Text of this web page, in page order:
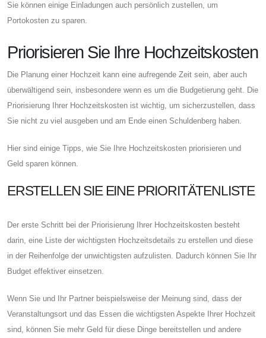
Sie können einige Einladungen auch persönlich zustellen, um
Portokosten zu sparen.
Priorisieren Sie Ihre Hochzeitskosten
Die Planung einer Hochzeit kann eine aufregende Zeit sein, aber auch
überwältigend sein, insbesondere wenn es um die Budgetierung geht. Die
Priorisierung Ihrer Hochzeitskosten ist wichtig, um sicherzustellen, dass
Sie nicht zu viel ausgeben und am Ende einen Schuldenberg haben.
Hier sind einige Tipps, wie Sie Ihre Hochzeitskosten priorisieren und
Geld sparen können.
ERSTELLEN SIE EINE PRIORITÄTENLISTE
Der erste Schritt bei der Priorisierung Ihrer Hochzeitskosten besteht
darin, eine Liste der wichtigsten Hochzeitsdetails zu erstellen und diese
in der Reihenfolge der unwichtigsten aufzulisten. Dadurch können Sie Ihr
Budget effektiver einsetzen.
Wenn Sie und Ihr Partner beispielsweise der Meinung sind, dass der
Veranstaltungsort und das Essen die wichtigsten Aspekte Ihrer Hochzeit
sind, können Sie mehr Geld für diese Dinge bereitstellen und andere